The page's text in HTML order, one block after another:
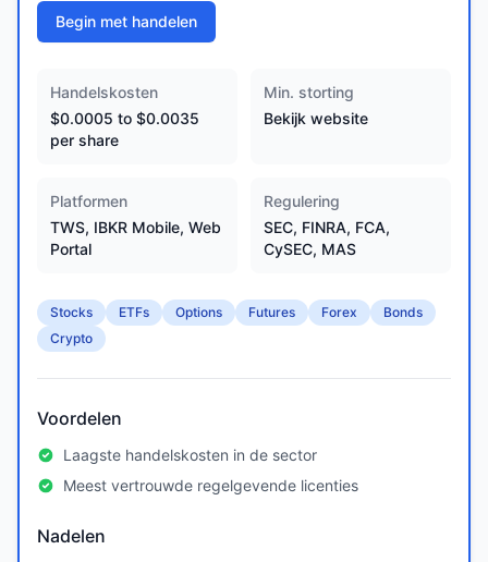
Begin met handelen
Handelskosten
$0.0005 to $0.0035
per share
Min. storting
Bekijk website
Platformen
TWS, IBKR Mobile, Web
Portal
Regulering
SEC, FINRA, FCA,
CySEC, MAS
Stocks ETFs Options Futures Forex
Bonds
Crypto
Voordelen
Laagste handelskosten in de sector
Meest vertrouwde regelgevende licenties
Nadelen